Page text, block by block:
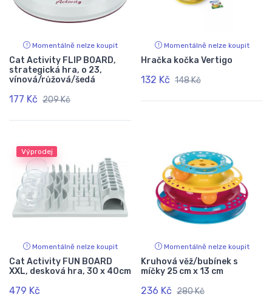
Momentálně nelze koupit
Cat Activity FLIP BOARD,
strategická hra, o 23,
vínová/růžová/šedá
177 Kč 209 Kč
Momentálně nelze koupit
Hračka kočka Vertigo
132 Kč 148 Kč
Výprodej
Momentálně nelze koupit
Cat Activity FUN BOARD
XXL, desková hra, 30 x 40cm
479 Kč
Momentálně nelze koupit
Kruhová věž/bubínek s
míčky 25 cm x 13 cm
236 Kč 280 Kč